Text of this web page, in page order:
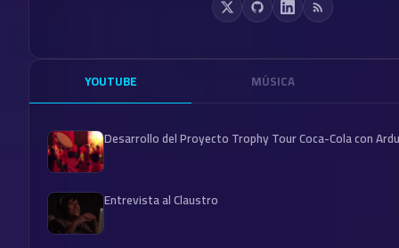
YOUTUBE MÚSICA
Desarrollo del Proyecto Trophy Tour Coca-Cola con
Entrevista al Claustro